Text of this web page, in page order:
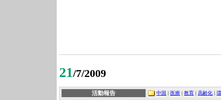
21/7/2009
活動報告 中国 | 医療 | 教育 | 高齢化 |